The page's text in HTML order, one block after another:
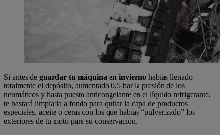
Si antes de guardar tu máquina en invierno habías llenado
totalmente el depósito, aumentado 0,5 bar la presión de los
neumáticos y hasta puesto anticongelante en el líquido refrigerante,
te bastará limpiarla a fondo para quitar la capa de productos
especiales, aceite o ceras con los que habías “pulverizado” los
exteriores de tu moto para su conservación.